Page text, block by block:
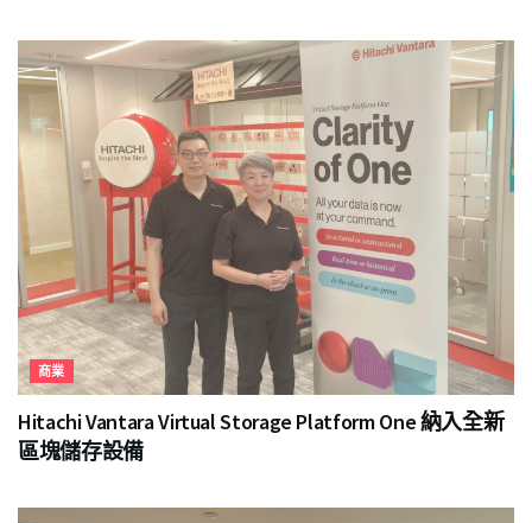
商業
Hitachi Vantara Virtual Storage Platform One 納入全新
區塊儲存設備